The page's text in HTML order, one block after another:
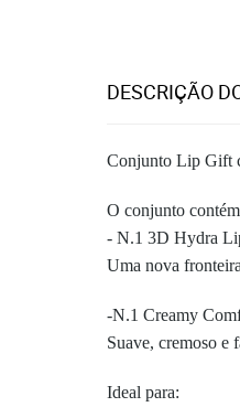
DESCRIÇÃO
Conjunto Lip Gift
O conjunto
- N.1 3D Hydra
Uma nova
-N.1 Creamy
Suave, cremoso e
Ideal para: